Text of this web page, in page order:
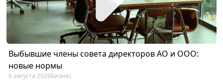
Выбывшие члены совета директоров АО и ООО:
новые нормы
6 августа 2026Бизнес